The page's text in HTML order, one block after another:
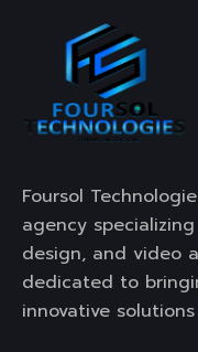
Foursol
agency
design, and video
dedicated to
innovative